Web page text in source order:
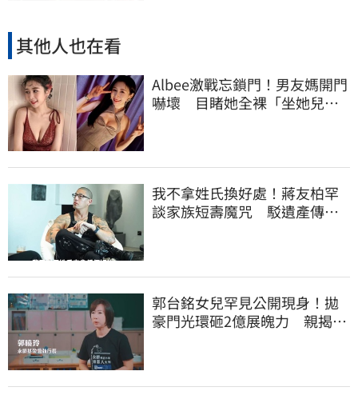
其他人也在看
Albee激戰忘鎖門！男友媽開門
嚇壞 目睹她全裸「坐她兒子
我不拿姓氏換好處！蔣友柏罕
談家族短壽魔咒 駁遺產傳
郭台銘女兒罕見公開現身！拋
豪門光環砸2億展魄力 親揭教